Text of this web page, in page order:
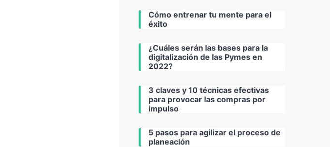
Cómo entrenar tu mente para el
éxito
¿Cuáles serán las bases para la
digitalización de las Pymes en
2022?
3 claves y 10 técnicas efectivas
para provocar las compras por
impulso
5 pasos para agilizar el proceso de
planeación